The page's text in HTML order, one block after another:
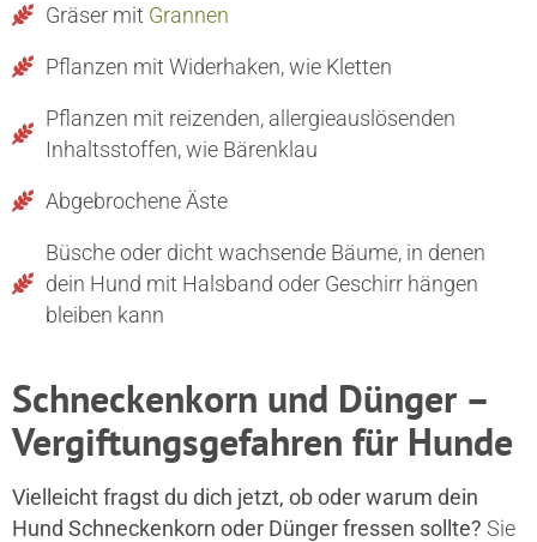
Gräser mit Grannen
Pflanzen mit Widerhaken, wie Kletten
Pflanzen mit reizenden, allergieauslösenden
Inhaltsstoffen, wie Bärenklau
Abgebrochene Äste
Büsche oder dicht wachsende Bäume, in denen
dein Hund mit Halsband oder Geschirr hängen
bleiben kann
Schneckenkorn und Dünger –
Vergiftungsgefahren für Hunde
Vielleicht fragst du dich jetzt, ob oder warum dein
Hund Schneckenkorn oder Dünger fressen sollte? Sie